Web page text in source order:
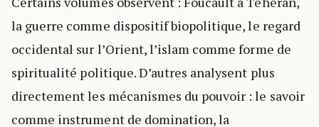
la guerre comme dispositif biopolitique, le regard
occidental sur l’Orient, l’islam comme forme de
spiritualité politique. D’autres analysent plus
directement les mécanismes du pouvoir : le savoir
comme instrument de domination, la